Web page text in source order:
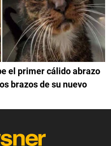
el primer cálido abrazo
brazos de su nuevo